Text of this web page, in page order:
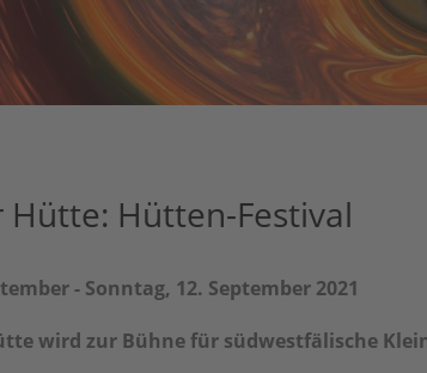
Hütten-Festival
- Sonntag, 12. September 2021
wird zur Bühne für südwestfälische